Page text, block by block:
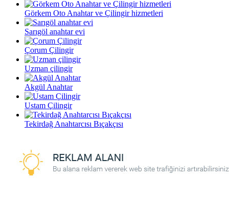
Görkem Oto Anahtar ve Çilingir hizmetleri
Sarıgöl anahtar evi
Çorum Çilingir
Uzman çilingir
Akgül Anahtar
Ustam Çilingir
Tekirdağ Anahtarcısı Bıçakçısı